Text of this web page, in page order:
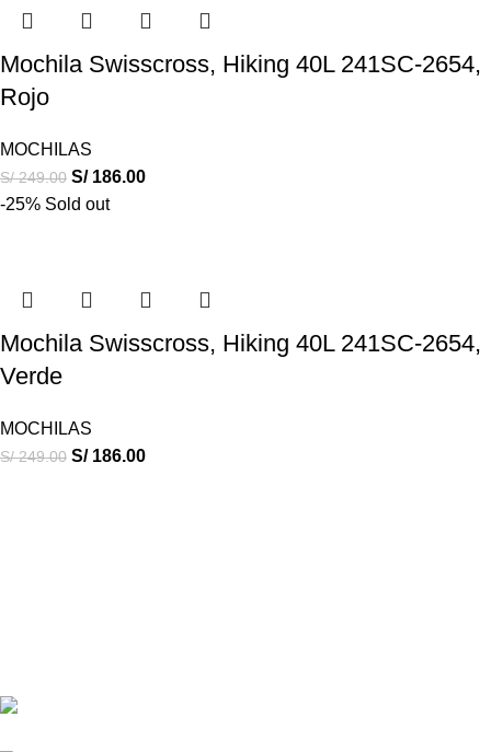
Mochila Swisscross, Hiking 40L 241SC-2654,
Rojo
MOCHILAS
S/249.00 S/186.00
-25% Sold out
Mochila Swisscross, Hiking 40L 241SC-2654,
Verde
MOCHILAS
S/249.00 S/186.00